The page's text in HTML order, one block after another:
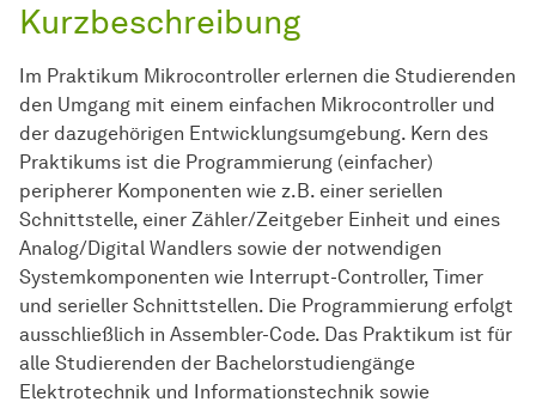
Kurzbeschreibung
Im Praktikum Mikrocontroller erlernen die Studierenden
den Umgang mit einem einfachen Mikrocontroller und
der dazugehörigen Entwicklungsumgebung. Kern des
Praktikums ist die Programmierung (einfacher)
peripherer Komponenten wie z.B. einer seriellen
Schnittstelle, einer Zähler/Zeitgeber Einheit und eines
Analog/Digital Wandlers sowie der notwendigen
Systemkomponenten wie Interrupt-Controller, Timer
und serieller Schnittstellen. Die Programmierung erfolgt
ausschließlich in Assembler-Code. Das Praktikum ist für
alle Studierenden der Bachelorstudiengänge
Elektrotechnik und Informationstechnik sowie